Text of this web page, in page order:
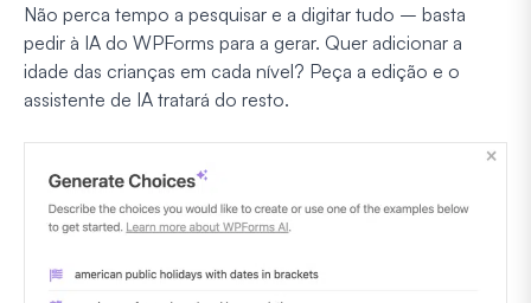
Não perca tempo a pesquisar e a digitar tudo – basta
pedir à IA do WPForms para a gerar. Quer adicionar a
idade das crianças em cada nível? Peça a edição e o
assistente de IA tratará do resto.